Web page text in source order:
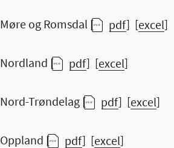
Møre og Romsdal [ pdf] [excel]
Nordland [ pdf] [excel]
Nord-Trøndelag [ pdf] [excel]
Oppland [ pdf] [excel]